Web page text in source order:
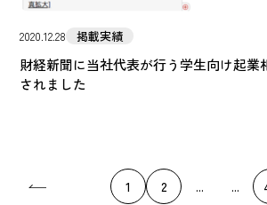
2020.12.28 掲載実績
財経新聞に当社代表が行う学生向け起業
されました
1 2 ... ...